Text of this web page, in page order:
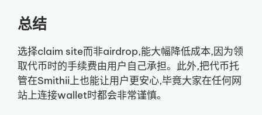
总结
选择claim site而非airdrop,能大幅降低成本,因为领
取代币时的手续费由用户自己承担。此外,把代币托
管在Smithii上也能让用户更安心,毕竟大家在任何网
站上连接wallet时都会非常谨慎。